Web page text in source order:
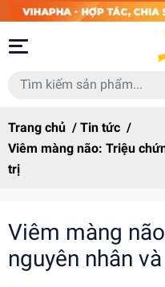
Trang chủ / Tin tức /
Viêm màng não: Triệu
trị
Viêm màng
nguyên nhân